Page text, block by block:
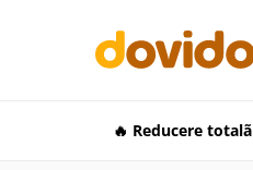
🔥 Reducere totalã